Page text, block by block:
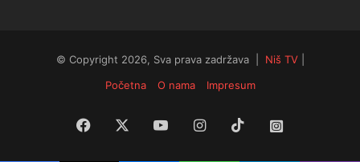
© Copyright 2026, Sva prava zadržava | Niš TV|
Početna
O nama Impresum
Facebook YouTubeInstagram
TikTok